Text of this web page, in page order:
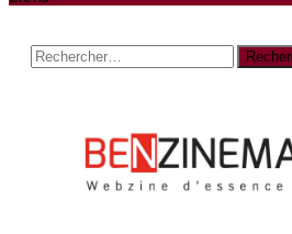
Rechercher :